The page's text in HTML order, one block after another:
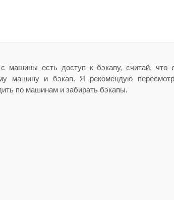
машины есть доступ к бэкапу, считай, что
машину и бэкап. Я рекомендую
по машинам и забирать бэкапы.